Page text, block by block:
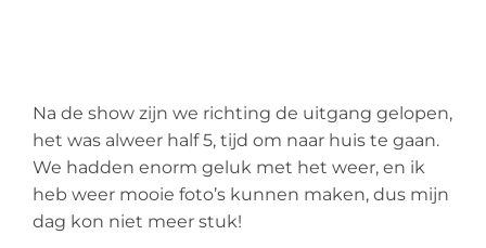
Na de show zijn we richting de uitgang gelopen,
het was alweer half 5, tijd om naar huis te gaan.
We hadden enorm geluk met het weer, en ik
heb weer mooie foto’s kunnen maken, dus mijn
dag kon niet meer stuk!